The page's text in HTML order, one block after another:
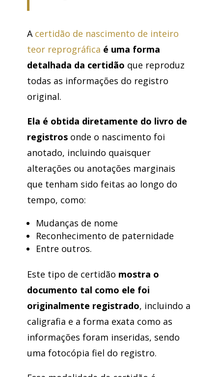
A certidão de nascimento de inteiro
teor reprográfica é uma forma
detalhada da certidão que reproduz
todas as informações do registro
original.
Ela é obtida diretamente do livro de
registrosonde o nascimento foi
anotado, incluindo quaisquer
alterações ou anotações marginais
que tenham sido feitas ao longo do
tempo, como:
Mudanças de nome
Reconhecimento de paternidade
Entre outros.
Este tipo de certidão mostra o
documento tal como ele foi
originalmente registrado, incluindo a
caligrafia e a forma exata como as
informações foram inseridas, sendo
uma fotocópia fiel do registro.